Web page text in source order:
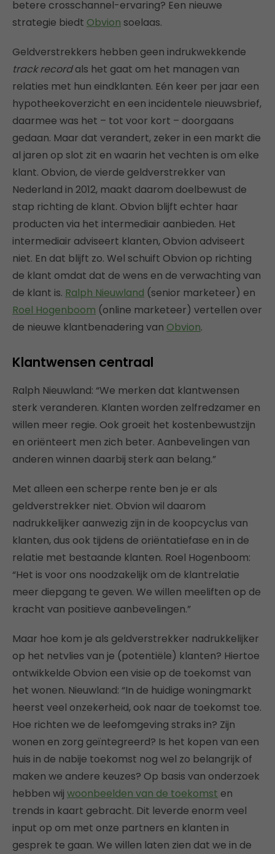
betere crosschannel-ervaring? Een nieuwe
strategie biedt Obvion soelaas.
Geldverstrekkers hebben geen indrukwekkende
track recordals het gaat om het managen van
relaties met hun eindklanten. Eén keer per jaar een
hypotheekoverzicht en een incidentele nieuwsbrief,
daarmee was het – tot voor kort – doorgaans
gedaan. Maar dat verandert, zeker in een markt die
al jaren op slot zit en waarin het vechten is om elke
klant. Obvion, de vierde geldverstrekker van
Nederland in 2012, maakt daarom doelbewust de
stap richting de klant. Obvion blijft echter haar
producten via het intermediair aanbieden. Het
intermediair adviseert klanten, Obvion adviseert
niet. En dat blijft zo. Wel schuift Obvion op richting
de klant omdat dat de wens en de verwachting van
de klant is. Ralph Nieuwland (senior marketeer) en
Roel Hogenboom (online marketeer) vertellen over
de nieuwe klantbenadering van Obvion.
Klantwensen centraal
Ralph Nieuwland: “We merken dat klantwensen
sterk veranderen. Klanten worden zelfredzamer en
willen meer regie. Ook groeit het kostenbewustzijn
en oriënteert men zich beter. Aanbevelingen van
anderen winnen daarbij sterk aan belang.”
Met alleen een scherpe rente ben je er als
geldverstrekker niet. Obvion wil daarom
nadrukkelijker aanwezig zijn in de koopcyclus van
klanten, dus ook tijdens de oriëntatiefase en in de
relatie met bestaande klanten. Roel Hogenboom:
“Het is voor ons noodzakelijk om de klantrelatie
meer diepgang te geven. We willen meeliften op de
kracht van positieve aanbevelingen.”
Maar hoe kom je als geldverstrekker nadrukkelijker
op het netvlies van je (potentiële) klanten? Hiertoe
ontwikkelde Obvion een visie op de toekomst van
het wonen. Nieuwland: “In de huidige woningmarkt
heerst veel onzekerheid, ook naar de toekomst toe.
Hoe richten we de leefomgeving straks in? Zijn
wonen en zorg geïntegreerd? Is het kopen van een
huis in de nabije toekomst nog wel zo belangrijk of
maken we andere keuzes? Op basis van onderzoek
hebben wij woonbeelden van de toekomst en
trends in kaart gebracht. Dit leverde enorm veel
input op om met onze partners en klanten in
gesprek te gaan. We willen laten zien dat we in de